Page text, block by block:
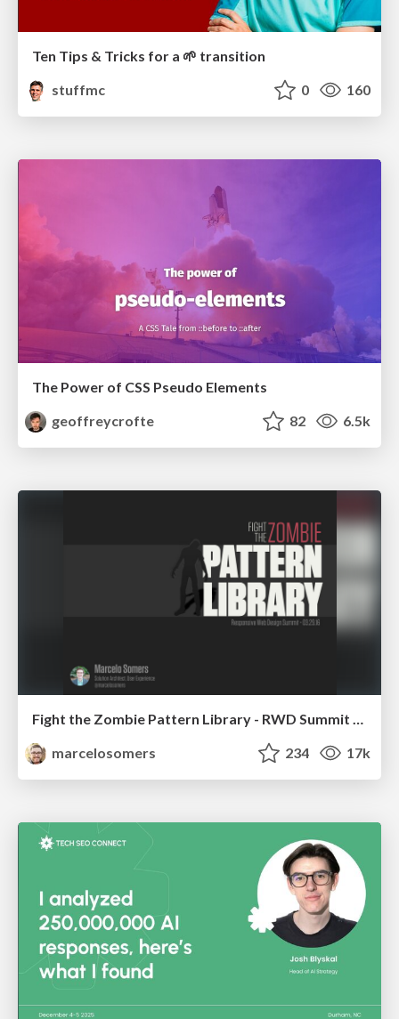
Ten Tips & Tricks for a 🌱 transition
stuffmc
0 160
The Power of CSS Pseudo Elements
geoffreycrofte
82 6.5k
Fight the Zombie Pattern Library - RWD Summit 2016
marcelosomers
234 17k